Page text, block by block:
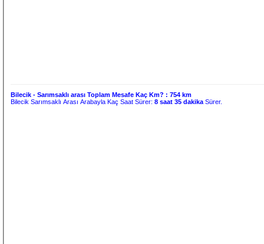
Bilecik - Sarımsaklı arası Toplam Mesafe Kaç Km? :754 km
Bilecik Sarımsaklı Arası Arabayla Kaç Saat Sürer:8 saat 35 dakika Sürer.